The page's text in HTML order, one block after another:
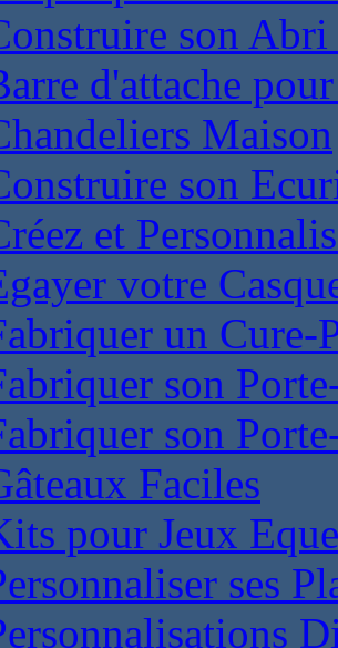
son
d'attache
Maison
son
et
votre
un Cure-
son
son
Faciles
pour Jeux
ses